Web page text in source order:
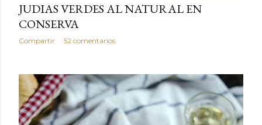
JUDIAS VERDES AL NATURAL EN
CONSERVA
Compartir 52 comentarios